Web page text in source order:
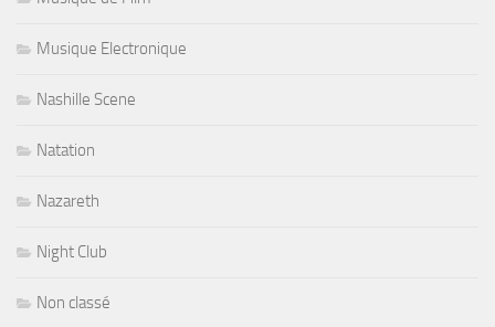
Musique Electronique
Nashille Scene
Natation
Nazareth
Night Club
Non classé